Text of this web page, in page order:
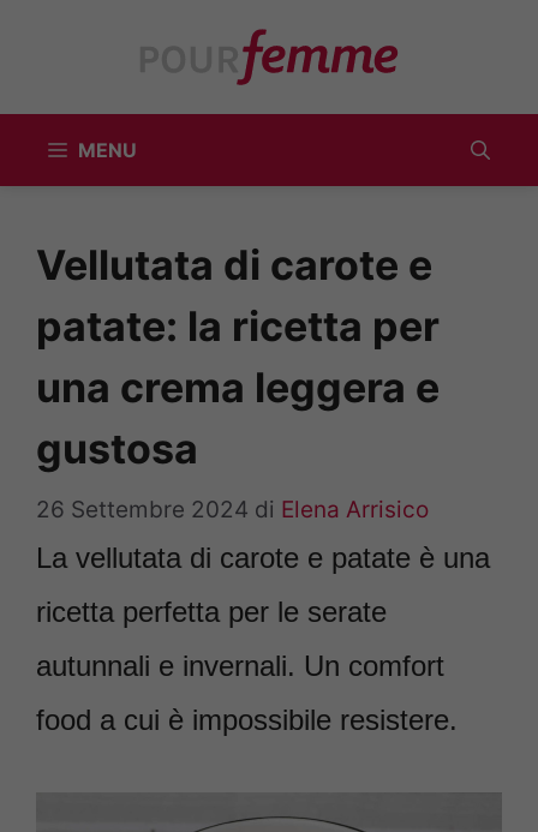
MENU
Vellutata di carote e
patate: la ricetta per
una crema leggera e
gustosa
26 Settembre 2024 di Elena Arrisico
La vellutata di carote e patate è una
ricetta perfetta per le serate
autunnali e invernali. Un comfort
food a cui è impossibile resistere.